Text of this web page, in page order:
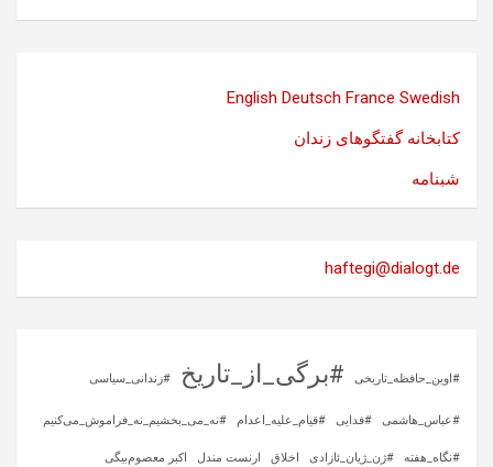
English Deutsch France Swedish
کتابخانه گفتگوهای زندان
شبنامه
haftegi@dialogt.de
#اوین_حافظه_تاریخی #برگی_از_تاریخ #زندانی_سیاسی
#عباس_هاشمی #فدایی #قیام_علیه_اعدام #نه_می_بخشیم_نه_فراموش_می‌کنیم
#نگاه_هفته #ژن_ژیان_ئازادی اخلاق ارنست مندل اکبر معصوم‌بیگی